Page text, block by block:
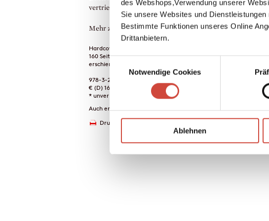
des Webshops,Verwendung unserer
Sie unsere Websites und
Bestimmte Funktionen unseres Online
Drittanbietern.
Einwilligungsauswahl
Notwendige Cookies
Ablehnen
vertrieben – von drei Karpfen.
Mehr zum Inhalt
Hardcover Leinen
160 Seiten
erschienen am 28. Februar 2002
978-3-257-06299-1
€ (D) 16.90 / sFr 29.90* / € (A) 17.40
* unverb. Preisempfehlung
Auch erhältlich als
Drucken